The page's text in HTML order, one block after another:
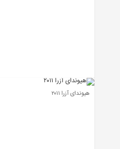
هیوندای آزرا ۲۰۱۱